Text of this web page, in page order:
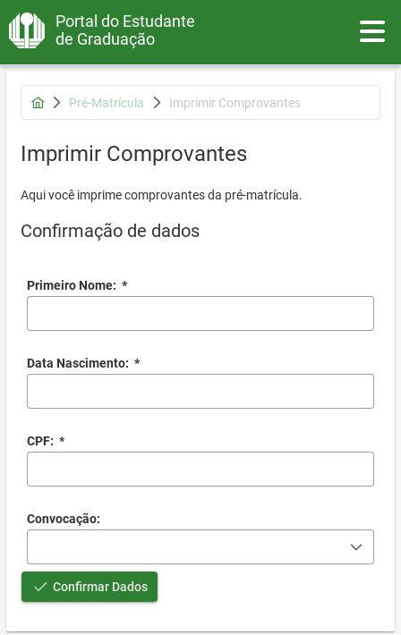
Portal do Estudante
de Graduação
Pré-Matrícula Imprimir Comprovantes
Imprimir Comprovantes
Aqui você imprime comprovantes da pré-matrícula.
Confirmação de dados
Primeiro Nome: *
Data Nascimento: *
CPF: *
Convocação:
Confirmar Dados